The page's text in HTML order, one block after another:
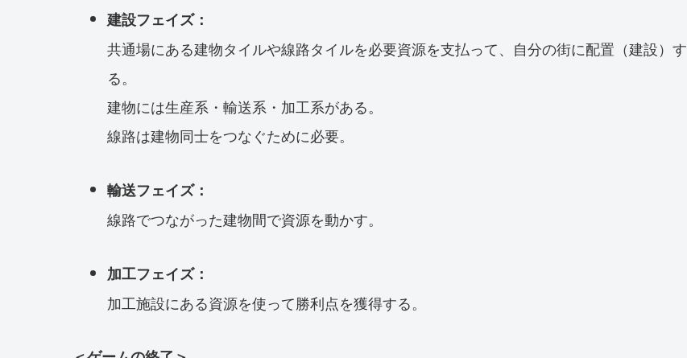
建設フェイズ：
共通場にある建物タイルや線路タイルを必要資源を支払って、自分の街に配置（建設）す
る。
建物には生産系・輸送系・加工系がある。
線路は建物同士をつなぐために必要。
輸送フェイズ：
線路でつながった建物間で資源を動かす。
加工フェイズ：
加工施設にある資源を使って勝利点を獲得する。